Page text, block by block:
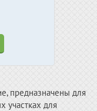
предназначены для
участках для